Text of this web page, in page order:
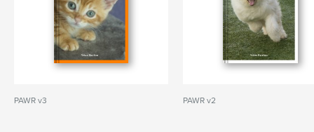
PAWR v3 PAWR v2